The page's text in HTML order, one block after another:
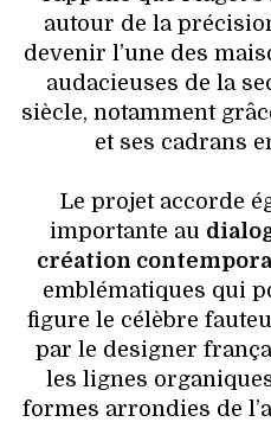
autour de la
devenir l’une des
audacieuses de la
siècle, notamment
et ses cadrans
Le projet accorde
importante au
création
emblématiques qui
figure le célèbre
par le designer
les lignes
formes arrondies de